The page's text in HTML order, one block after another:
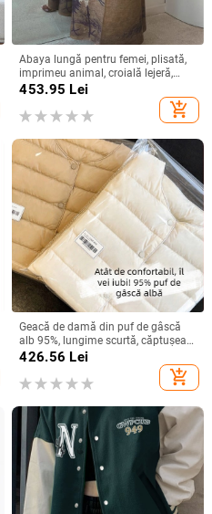
Abaya lungă pentru femei, plisată,
imprimeu animal, croială lejeră,
poliester, lungime extinsă
453.95 Lei
add_shopping_cart
Geacă de damă din puf de gâscă
alb 95%, lungime scurtă, căptușeală
subțire, exterior reversibil, strat
interior cald, stil casual de iarnă
426.56 Lei
add_shopping_cart